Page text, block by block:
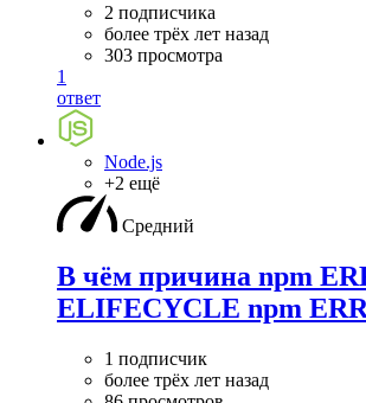
2 подписчика
более трёх лет назад
303 просмотра
1
ответ
Node.js
+2 ещё
Средний
В чём причина npm
ELIFECYCLE npm
1 подписчик
более трёх лет назад